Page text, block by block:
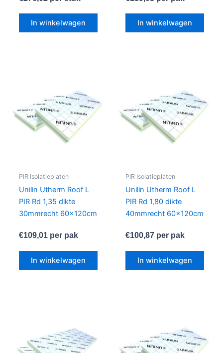
In winkelwagen In winkelwagen
PIR Isolatieplaten
Unilin Utherm Roof L
PIR Rd 1,35 dikte
30mmrecht 60x120cm
€109,01per pak
In winkelwagen
PIR Isolatieplaten
Unilin Utherm Roof L
PIR Rd 1,80 dikte
40mmrecht 60x120cm
€100,87per pak
In winkelwagen